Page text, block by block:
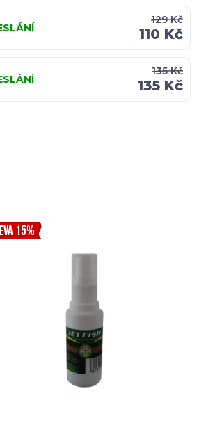
129 Kč
110 Kč
135 Kč
135 Kč
15%